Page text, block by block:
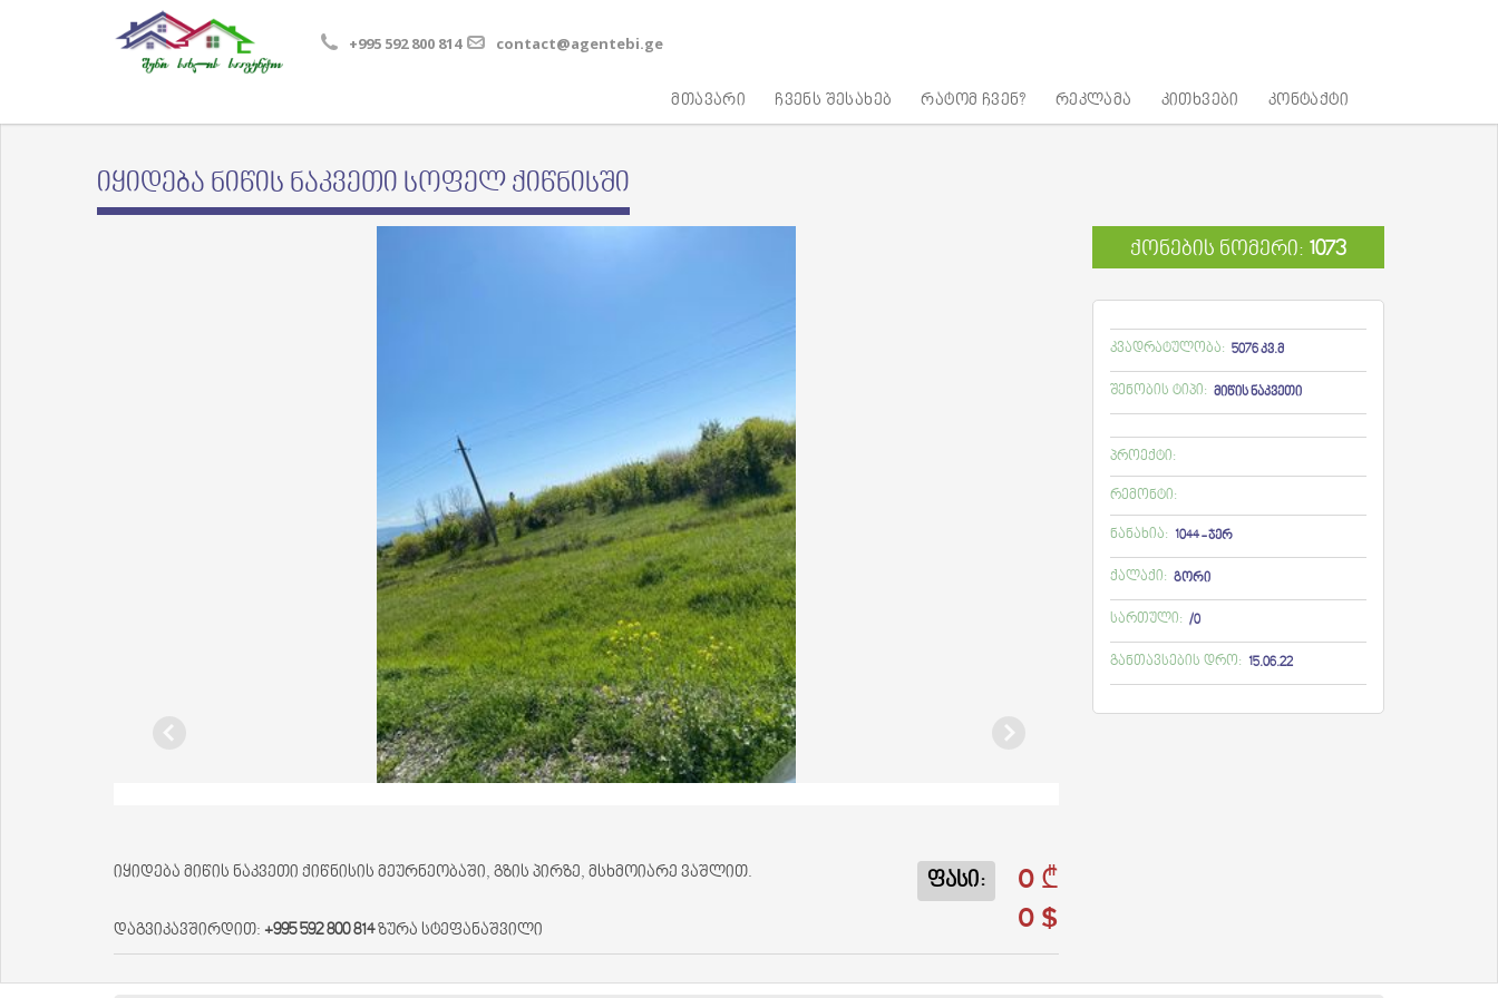
+995 592 800 814 contact@agentebi.ge
მთავარი ჩვენს შესახებ რატომ ჩვენ? რეკლამა კითხვები კონტაქტი
იყიდება ნიწის ნაკვეთი სოფელ ქიწნისში
0 ₾
0 $
ფასი:
იყიდება მიწის ნაკვეთი ქიწნისის მეურნეობაში, გზის პირზე, მსხმოიარე ვაშლით.
დაგვიკავშირდით: +995 592 800 814ზურა სტეფანაშვილი
ქონების ნომერი: 1073
კვადრატულობა: 5076 კვ.მ
შენობის ტიპი: მიწის ნაკვეთი
პროექტი:
რემონტი:
ნანახია: 1044 - ჯერ
ქალაქი: გორი
სართული: /0
განთავსების დრო: 15.06.22